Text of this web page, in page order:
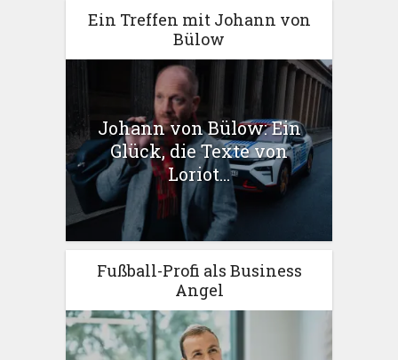
Ein Treffen mit Johann von
Bülow
Johann von Bülow: Ein
Glück, die Texte von
Loriot...
Fußball-Profi als Business
Angel